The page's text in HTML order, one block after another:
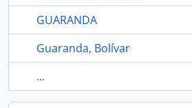
GUARANDA
Guaranda, Bolívar
...